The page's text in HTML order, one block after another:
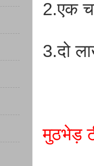
2.एक
3.दो
मुठभेड़